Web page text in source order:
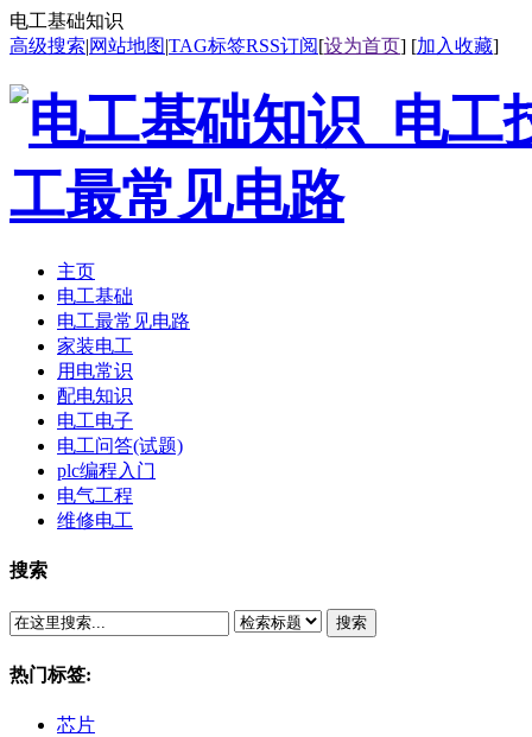
电工基础知识
高级搜索|网站地图|TAG标签RSS订阅[设为首页] [加入收藏]
主页
电工基础
电工最常见电路
家装电工
用电常识
配电知识
电工电子
电工问答(试题)
plc编程入门
电气工程
维修电工
搜索
搜索
热门标签:
芯片